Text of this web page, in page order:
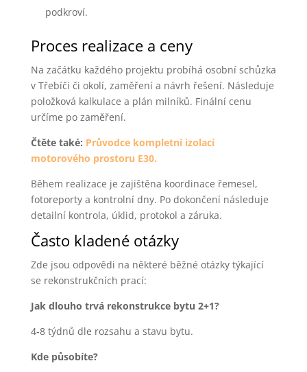
podkroví.
Proces realizace a ceny
Na začátku každého projektu probíhá osobní schůzka
v Třebíči či okolí, zaměření a návrh řešení. Následuje
položková kalkulace a plán milníků. Finální cenu
určíme po zaměření.
Čtěte také: Průvodce kompletní izolací
motorového prostoru E30.
Během realizace je zajištěna koordinace řemesel,
fotoreporty a kontrolní dny. Po dokončení následuje
detailní kontrola, úklid, protokol a záruka.
Často kladené otázky
Zde jsou odpovědi na některé běžné otázky týkající
se rekonstrukčních prací:
Jak dlouho trvá rekonstrukce bytu 2+1?
4-8 týdnů dle rozsahu a stavu bytu.
Kde působíte?